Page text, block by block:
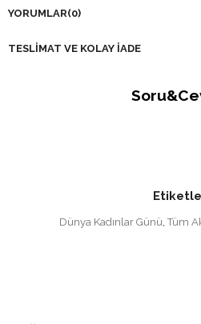
YORUMLAR(0)
TESLIMAT VE KOLAY İADE
Dünya Kadınlar Günü, Tüm